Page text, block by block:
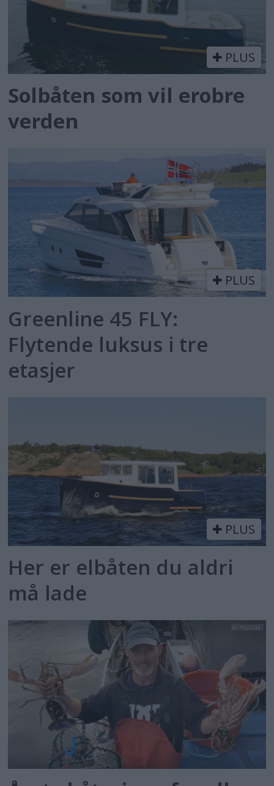
PLUS
Solbåten som vil erobre
verden
PLUS
Greenline 45 FLY:
Flytende luksus i tre
etasjer
PLUS
Her er elbåten du aldri
må lade